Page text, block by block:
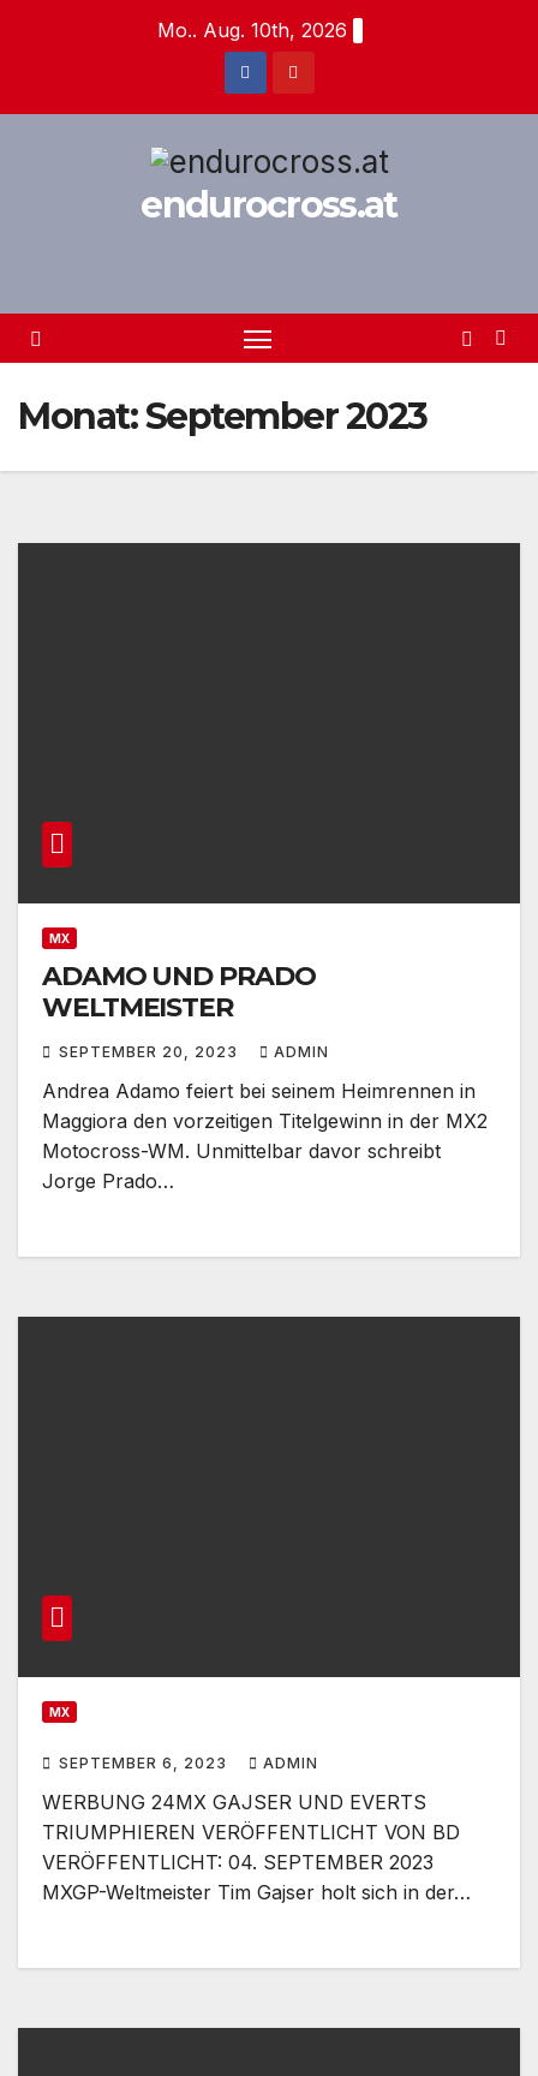
Mo.. Aug. 10th, 2026
endurocross.at
Monat:September 2023
MX
ADAMO UND PRADO
WELTMEISTER
SEPTEMBER 20, 2023 ADMIN
Andrea Adamo feiert bei seinem Heimrennen in
Maggiora den vorzeitigen Titelgewinn in der MX2
Motocross-WM. Unmittelbar davor schreibt
Jorge Prado…
MX
SEPTEMBER 6, 2023 ADMIN
WERBUNG 24MX GAJSER UND EVERTS
TRIUMPHIEREN VERÖFFENTLICHT VON BD
VERÖFFENTLICHT: 04. SEPTEMBER 2023
MXGP-Weltmeister Tim Gajser holt sich in der…